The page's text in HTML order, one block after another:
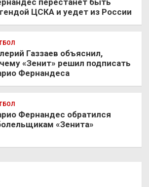
перестанет быть
ЦСКА и уедет из России
Газзаев объяснил,
«Зенит» решил подписать
Фернандеса
Фернандес обратился
«Зенита»